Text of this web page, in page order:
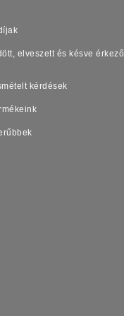
elveszett és késve érkező
kérdések